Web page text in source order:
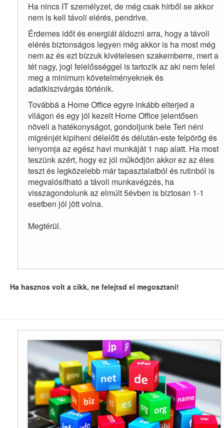
Ha nincs IT személyzet, de még csak hírből se akkor
nem is kell távoli elérés, pendrive.
Érdemes időt és energiát áldozni arra, hogy a távoli
elérés biztonságos legyen még akkor is ha most még
nem az és ezt bízzuk kivételesen szakemberre, mert a
tét nagy, jogi felelősséggel is tartozik az aki nem felel
meg a minimum követelményeknek és
adatkiszivárgás történik.
Továbbá a Home Office egyre inkább elterjed a
világon és egy jól kezelt Home Office jelentősen
növeli a hatékonyságot, gondoljunk bele Teri néni
migrénjét kipiheni délelőtt és délután-este felpörög és
lenyomja az egész havi munkáját 1 nap alatt. Ha most
teszünk azért, hogy ez jól működjön akkor ez az éles
teszt és legközelebb már tapasztalatból és rutinból is
megvalósítható a távoli munkavégzés, ha
visszagondolunk az elmúlt 5évben is biztosan 1-1
esetben jól jött volna.
Megtérül.
Ha hasznos volt a cikk, ne felejtsd el megosztani!